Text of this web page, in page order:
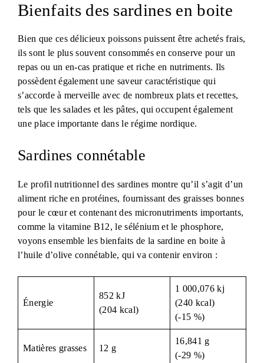
Bienfaits des sardines en boite
Bien que ces délicieux poissons puissent être achetés frais,
ils sont le plus souvent consommés en conserve pour un
repas ou un en-cas pratique et riche en nutriments. Ils
possèdent également une saveur caractéristique qui
s’accorde à merveille avec de nombreux plats et recettes,
tels que les salades et les pâtes, qui occupent également
une place importante dans le régime nordique.
Sardines connétable
Le profil nutritionnel des sardines montre qu’il s’agit d’un
aliment riche en protéines, fournissant des graisses bonnes
pour le cœur et contenant des micronutriments importants,
comme la vitamine B12, le sélénium et le phosphore,
voyons ensemble les bienfaits de la sardine en boite à
l’huile d’olive connétable, qui va contenir environ :
Énergie
852 kJ
(204 kcal)
1 000,076 kj
(240 kcal)
(-15 %)
Matières grasses 12 g
16,841 g
(-29 %)